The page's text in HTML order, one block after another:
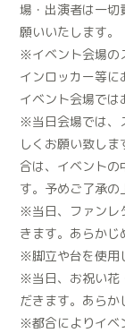
場・出演者は一切
願いいたします。
※イベント会場の
インロッカー等に
イベント会場では
※当日会場では、
しくお願い致し
合は、イベントの
す。予めご了承の
※当日、ファンレ
きます。あらかじ
※脚立や台を使用
※当日、お祝い花
だきます。あらか
※都合によりイベ